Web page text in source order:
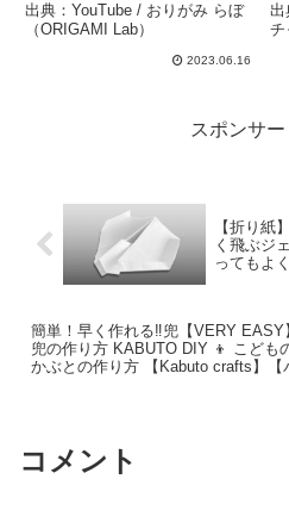
Pikachu – おりがみ らぼ
（ORIGAMI Lab）
出典：YouTube / おりがみ らぼ
（ORIGAMI Lab）
2023.06.16
出
チ
スポンサー
【折り
く飛ぶジ
ってもよ
簡単！早く作れる‼兜【VERY EASY
兜の作り方 KABUTO DIY 👦 こども
かぶとの作り方 【Kabuto crafts】【バル
コメント